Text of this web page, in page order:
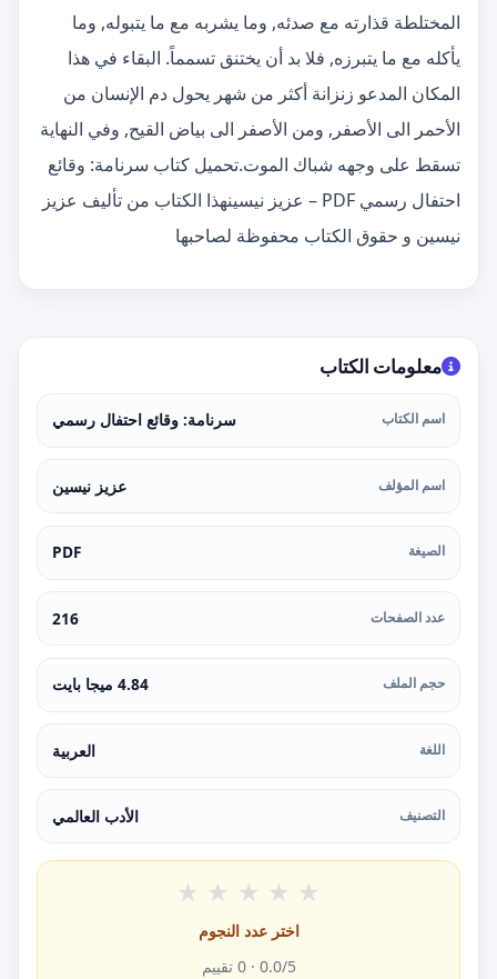
المختلطة قذارته مع صدئه, وما يشربه مع ما يتبوله, وما
يأكله مع ما يتبرزه, فلا بد أن يختنق تسمماً. البقاء في هذا
المكان المدعو زنزانة أكثر من شهر يحول دم الإنسان من
الأحمر الى الأصفر, ومن الأصفر الى بياض القيح, وفي النهاية
تسقط على وجهه شباك الموت.تحميل كتاب سرنامة: وقائع
احتفال رسمي PDF – عزيز نيسينهذا الكتاب من تأليف عزيز
نيسين و حقوق الكتاب محفوظة لصاحبها
معلومات الكتاب
اسم الكتاب سرنامة: وقائع احتفال رسمي
اسم المؤلف عزيز نيسين
الصيغة PDF
عدد الصفحات 216
حجم الملف 4.84 ميجا بايت
اللغة العربية
التصنيف الأدب العالمي
★ ★ ★ ★ ★
اختر عدد النجوم
0.0/5 ·
0 تقييم